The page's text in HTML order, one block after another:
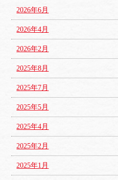
2026年6月
2026年4月
2026年2月
2025年8月
2025年7月
2025年5月
2025年4月
2025年2月
2025年1月